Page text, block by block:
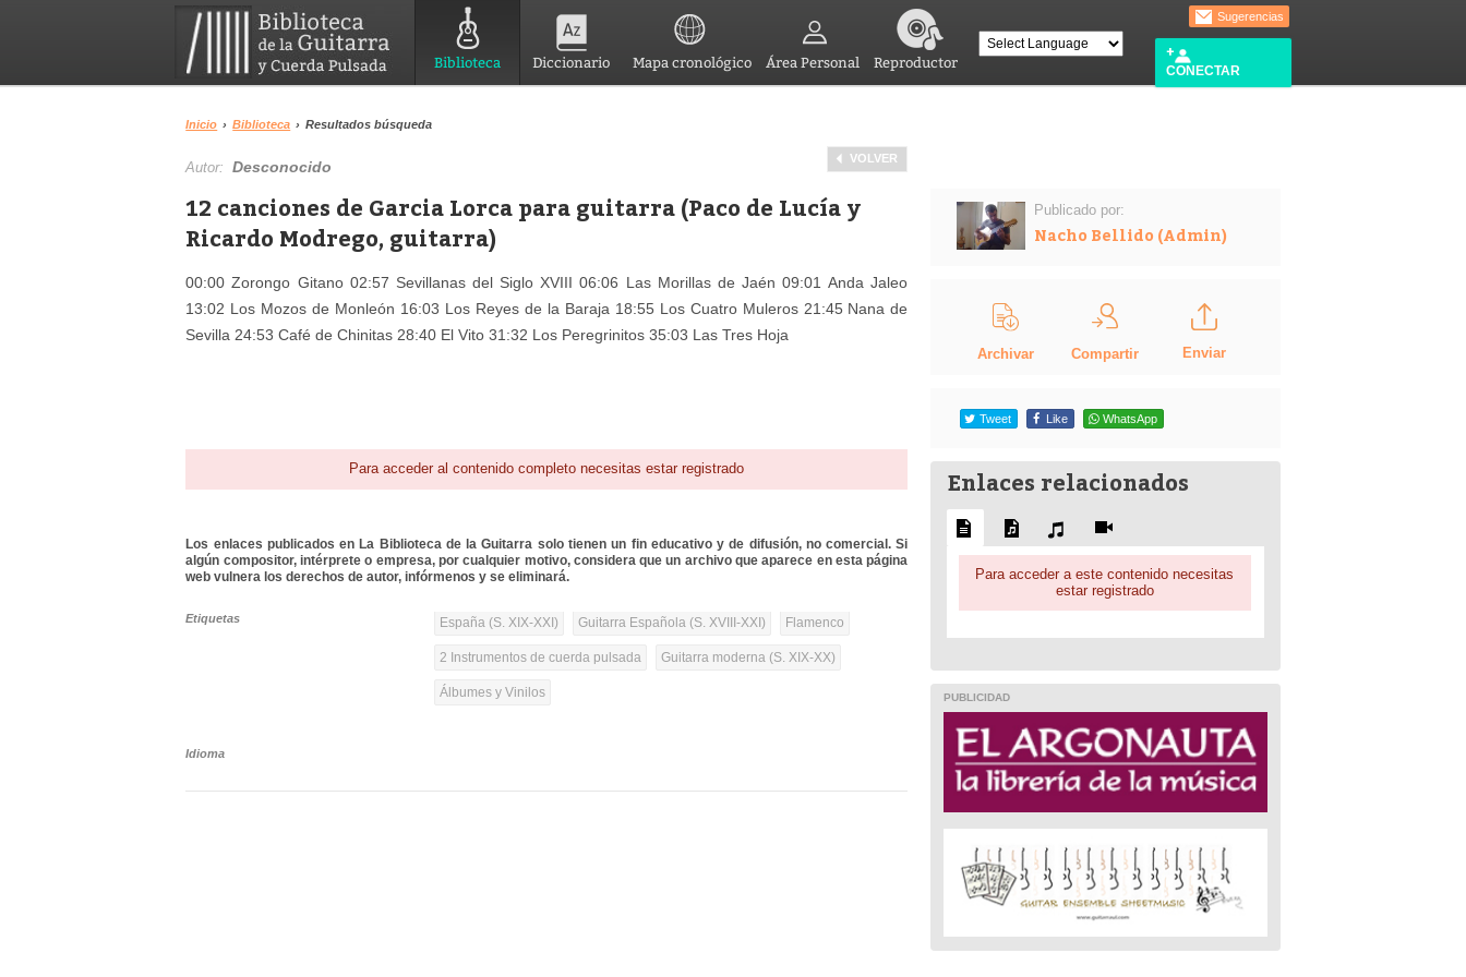
Biblioteca Diccionario Mapa cronológico Área Personal Reproductor
Sugerencias
CONECTAR
Inicio › Biblioteca › Resultados búsqueda
VOLVER
Autor:Desconocido
12 canciones de Garcia Lorca para guitarra (Paco de Lucía y
Ricardo Modrego, guitarra)
00:00 Zorongo Gitano 02:57 Sevillanas del Siglo XVIII 06:06 Las Morillas de Jaén 09:01 Anda Jaleo
13:02 Los Mozos de Monleón 16:03 Los Reyes de la Baraja 18:55 Los Cuatro Muleros 21:45 Nana de
Sevilla 24:53 Café de Chinitas 28:40 El Vito 31:32 Los Peregrinitos 35:03 Las Tres Hoja
Para acceder al contenido completo necesitas estar registrado
Los enlaces publicados en La Biblioteca de la Guitarra solo tienen un fin educativo y de difusión, no comercial. Si
algún compositor, intérprete o empresa, por cualquier motivo, considera que un archivo que aparece en esta página
web vulnera los derechos de autor, infórmenos y se eliminará.
Etiquetas España (S. XIX-XXI) Guitarra Española (S. XVIII-XXI) Flamenco
2 Instrumentos de cuerda pulsada Guitarra moderna (S. XIX-XX)
Álbumes y Vinilos
Idioma
Publicado por:
Nacho Bellido (Admin)
Archivar Compartir Enviar
Tweet Like WhatsApp
Enlaces relacionados
Para acceder a este contenido necesitas
estar registrado
PUBLICIDAD